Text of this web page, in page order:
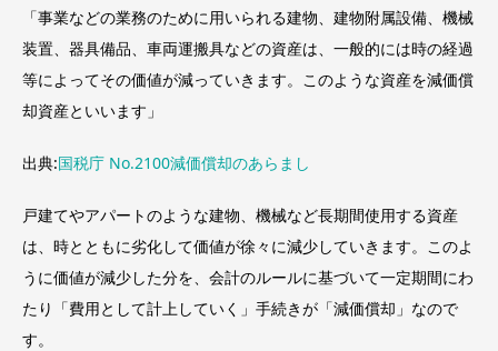
「事業などの業務のために用いられる建物、建物附属設備、機械
装置、器具備品、車両運搬具などの資産は、一般的には時の経過
等によってその価値が減っていきます。このような資産を減価償
却資産といいます」
出典:国税庁 No.2100減価償却のあらまし
戸建てやアパートのような建物、機械など長期間使用する資産
は、時とともに劣化して価値が徐々に減少していきます。このよ
うに価値が減少した分を、会計のルールに基づいて一定期間にわ
たり「費用として計上していく」手続きが「減価償却」なので
す。